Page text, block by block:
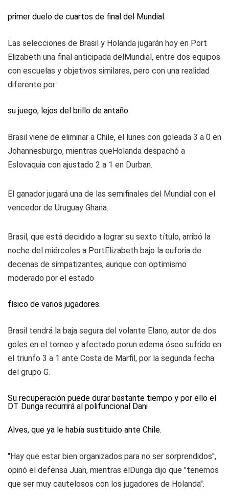
primer duelo de cuartos de final del Mundial.
Las selecciones de Brasil y Holanda jugarán hoy en Port
Elizabeth una final anticipada delMundial, entre dos equipos
con escuelas y objetivos similares, pero con una realidad
diferente por
su juego, lejos del brillo de antaño.
Brasil viene de eliminar a Chile, el lunes con goleada 3 a 0 en
Johannesburgo, mientras queHolanda despachó a
Eslovaquia con ajustado 2 a 1 en Durban.
El ganador jugará una de las semifinales del Mundial con el
vencedor de Uruguay Ghana.
Brasil, que está decidido a lograr su sexto título, arribó la
noche del miércoles a PortElizabeth bajo la euforia de
decenas de simpatizantes, aunque con optimismo
moderado por el estado
físico de varios jugadores.
Brasil tendrá la baja segura del volante Elano, autor de dos
goles en el torneo y afectado porun edema óseo sufrido en
el triunfo 3 a 1 ante Costa de Marfil, por la segunda fecha
del grupo G.
Su recuperación puede durar bastante tiempo y por ello el
DT Dunga recurrirá al polifuncional Dani
Alves, que ya le había sustituido ante Chile.
"Hay que estar bien organizados para no ser sorprendidos",
opinó el defensa Juan, mientras elDunga dijo que "tenemos
que ser muy cautelosos con los jugadores de Holanda".